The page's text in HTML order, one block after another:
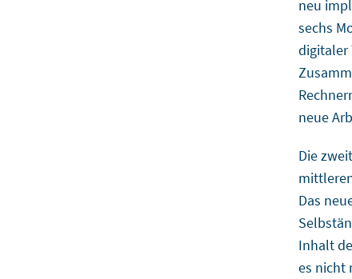
neu
sechs
digitaler
neue
Die
Das
Inhalt
es nicht